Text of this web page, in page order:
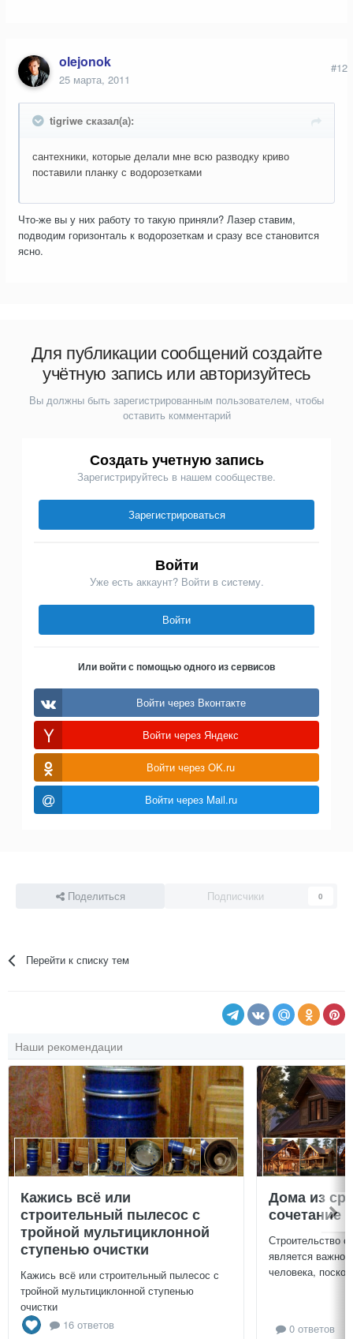
olejonok
25 марта, 2011
#12
tigriwe сказал(а):
сантехники, которые делали мне всю разводку криво
поставили планку с водорозетками
Что-же вы у них работу то такую приняли? Лазер ставим,
подводим горизонталь к водорозеткам и сразу все становится
ясно.
Для публикации сообщений создайте
учётную запись или авторизуйтесь
Вы должны быть зарегистрированным пользователем, чтобы
оставить комментарий
Создать учетную запись
Зарегистрируйтесь в нашем сообществе.
Зарегистрироваться
Войти
Уже есть аккаунт? Войти в систему.
Войти
Или войти с помощью одного из сервисов
Войти через Вконтакте
Войти через Яндекс
Войти через OK.ru
Войти через Mail.ru
Поделиться Подписчики 0
Перейти к списку тем
Наши рекомендации
Кажись всё или
строительный пылесос с
тройной мультициклонной
ступенью очистки
Кажись всё или строительный пылесос с
тройной мультициклонной ступенью
очистки
16 ответов
Дома из
сочетание
Строительство
является
человека,
0 ответов